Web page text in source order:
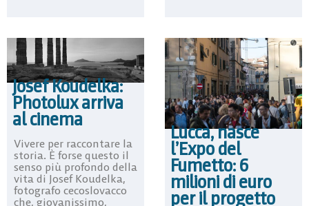
Josef Koudelka:
Photolux arriva
al cinema
Vivere per raccontare la
storia. È forse questo il
senso più profondo della
vita di Josef Koudelka,
fotografo cecoslovacco
che, giovanissimo,
Lucca, nasce
l’Expo del
Fumetto: 6
milioni di euro
per il progetto